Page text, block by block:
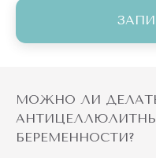
МОЖНО ЛИ
БЕРЕМЕННОСТИ?